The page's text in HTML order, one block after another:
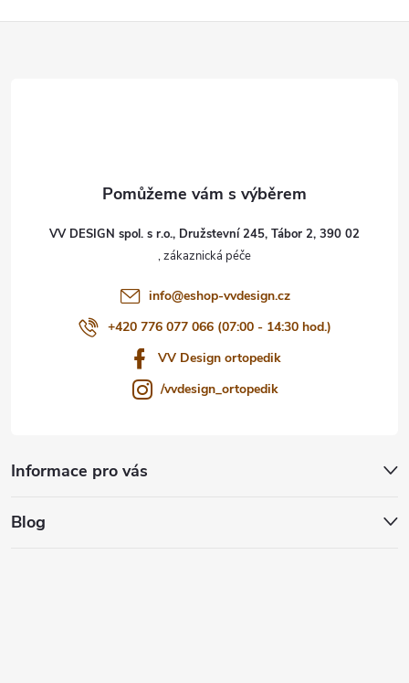
VV DESIGN spol. s r.o., Družstevní 245, Tábor 2, 390 02
info@eshop-vvdesign.cz
+420 776 077 066 (07:00 - 14:30 hod.)
VV Design ortopedik
/vvdesign_ortopedik
Informace pro vás
Blog